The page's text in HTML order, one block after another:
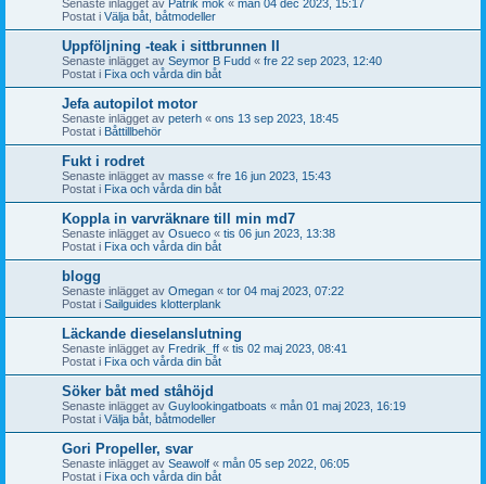
Senaste inlägget av Patrik mok « mån 04 dec 2023, 15:17
Postat i Välja båt, båtmodeller
Uppföljning -teak i sittbrunnen II
Senaste inlägget av Seymor B Fudd « fre 22 sep 2023, 12:40
Postat i Fixa och vårda din båt
Jefa autopilot motor
Senaste inlägget av peterh « ons 13 sep 2023, 18:45
Postat i Båttillbehör
Fukt i rodret
Senaste inlägget av masse « fre 16 jun 2023, 15:43
Postat i Fixa och vårda din båt
Koppla in varvräknare till min md7
Senaste inlägget av Osueco « tis 06 jun 2023, 13:38
Postat i Fixa och vårda din båt
blogg
Senaste inlägget av Omegan « tor 04 maj 2023, 07:22
Postat i Sailguides klotterplank
Läckande dieselanslutning
Senaste inlägget av Fredrik_ff « tis 02 maj 2023, 08:41
Postat i Fixa och vårda din båt
Söker båt med ståhöjd
Senaste inlägget av Guylookingatboats « mån 01 maj 2023, 16:19
Postat i Välja båt, båtmodeller
Gori Propeller, svar
Senaste inlägget av Seawolf « mån 05 sep 2022, 06:05
Postat i Fixa och vårda din båt